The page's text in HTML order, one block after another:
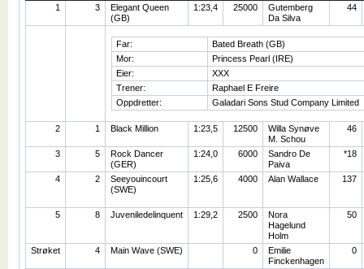
1
3
Elegant Queen
(GB)
1:23,4 25000
Gutemberg
Da Silva
44
Far:
Bated Breath (GB)
Mor:
Princess Pearl (IRE)
Eier:
XXX
Trener:
Raphael E Freire
Oppdretter:
Galadari Sons Stud Company Limited
2 1 Black Million 1:23,5 12500
Willa Synøve
M. Schou
46
3 5
Rock Dancer
(GER)
1:24,0 6000
Sandro De
Paiva
*18
4 2
Seeyouincourt
(SWE)
1:25,6 4000 Alan Wallace 137
5 8 Juveniledelinquent 1:29,2 2500
Nora
Hagelund
Holm
50
Strøket 4 Main Wave (SWE) 0
Emilie
Finckenhagen
0